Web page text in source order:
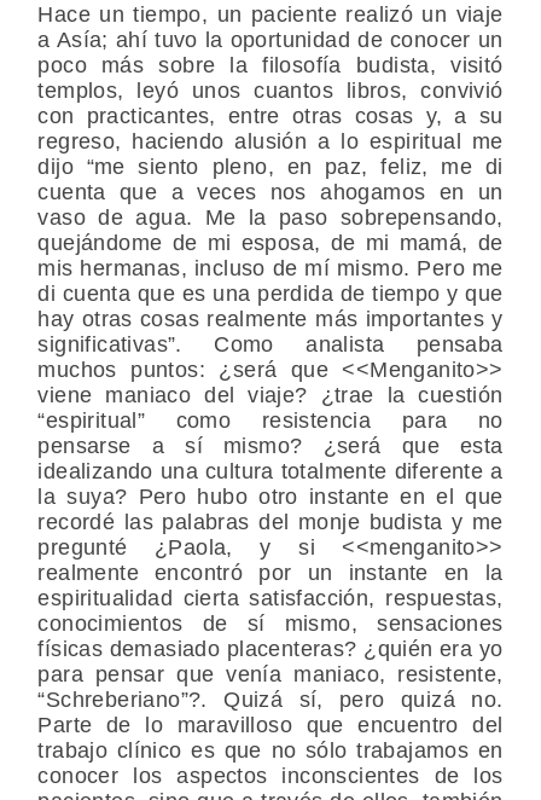
Hace un tiempo, un paciente realizó un viaje
a Asía; ahí tuvo la oportunidad de conocer un
poco más sobre la filosofía budista, visitó
templos, leyó unos cuantos libros, convivió
con practicantes, entre otras cosas y, a su
regreso, haciendo alusión a lo espiritual me
dijo “me siento pleno, en paz, feliz, me di
cuenta que a veces nos ahogamos en un
vaso de agua. Me la paso sobrepensando,
quejándome de mi esposa, de mi mamá, de
mis hermanas, incluso de mí mismo. Pero me
di cuenta que es una perdida de tiempo y que
hay otras cosas realmente más importantes y
significativas”. Como analista pensaba
muchos puntos: ¿será que <<Menganito>>
viene maniaco del viaje? ¿trae la cuestión
“espiritual” como resistencia para no
pensarse a sí mismo? ¿será que esta
idealizando una cultura totalmente diferente a
la suya? Pero hubo otro instante en el que
recordé las palabras del monje budista y me
pregunté ¿Paola, y si <<menganito>>
realmente encontró por un instante en la
espiritualidad cierta satisfacción, respuestas,
conocimientos de sí mismo, sensaciones
físicas demasiado placenteras? ¿quién era yo
para pensar que venía maniaco, resistente,
“Schreberiano”?. Quizá sí, pero quizá no.
Parte de lo maravilloso que encuentro del
trabajo clínico es que no sólo trabajamos en
conocer los aspectos inconscientes de los